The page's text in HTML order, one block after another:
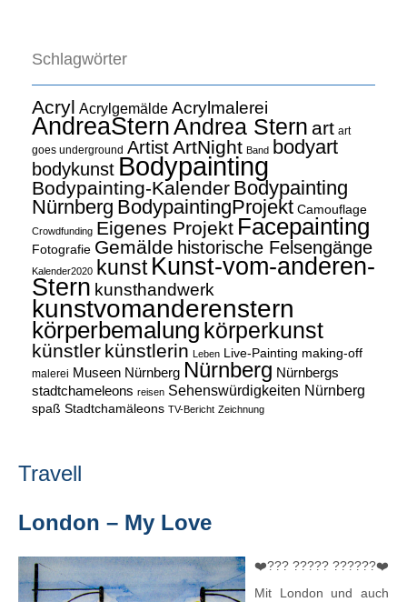
Schlagwörter
Acryl Acrylgemälde Acrylmalerei
AndreaSternAndrea Stern art art
goes underground ArtistArtNight Band bodyart
bodykunst Bodypainting
Bodypainting-Kalender Bodypainting
Nürnberg BodypaintingProjekt Camouflage
Crowdfunding Eigenes Projekt Facepainting
Fotografie Gemälde historische Felsengänge
Kalender2020 kunst Kunst-vom-anderen-
Stern kunsthandwerk
kunstvomanderenstern
körperbemalung körperkunst
künstler künstlerin Leben Live-Painting making-off
malerei Museen Nürnberg Nürnberg Nürnbergs
stadtchameleons reisen Sehenswürdigkeiten Nürnberg
spaß Stadtchamäleons TV-Bericht Zeichnung
Travell
London – My Love
❤️??? ????? ??????❤️
Mit London und auch